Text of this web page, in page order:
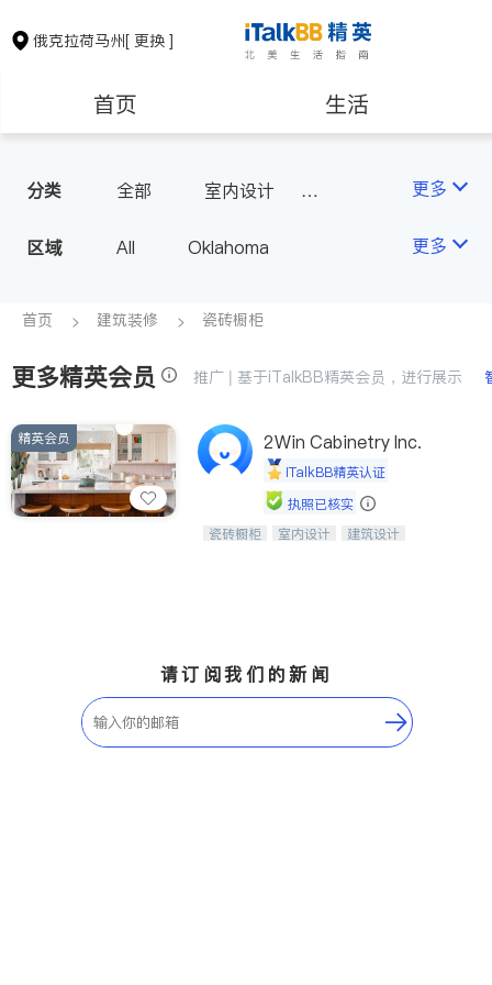
俄克拉荷马州[ 更换 ]
首页 生活
房地产租售
教育
非盈利组织
分类 全部
室内设计
更多
区域 All Oklahoma 更多
首页 建筑装修 瓷砖橱柜
更多精英会员 推广 | 基于iTalkBB精英会员，进行展示
精英会员 2Win Cabinetry Inc.
iTalkBB精英认证
执照已核实
中华橱柜石材公司以实惠的价格提供实
瓷砖橱柜 室内设计
建筑设计
请订阅我们的新闻